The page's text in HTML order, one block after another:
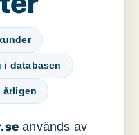
i databasen
årligen
används av